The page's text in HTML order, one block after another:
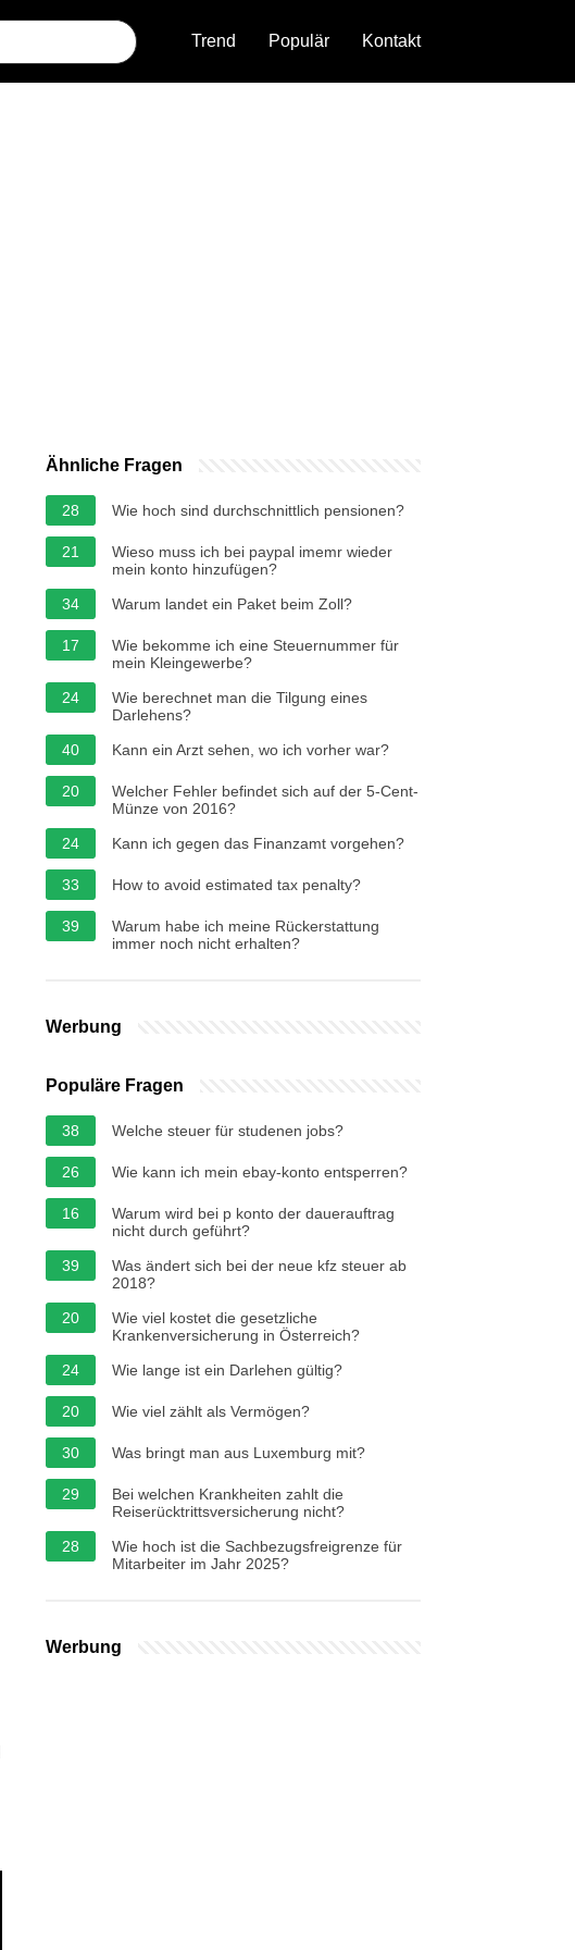
Trend Populär Kontakt
Ähnliche Fragen
28 Wie hoch sind durchschnittlich pensionen?
21
Wieso muss ich bei paypal imemr wieder
mein konto hinzufügen?
34
Warum landet ein Paket beim Zoll?
17
Wie bekomme ich eine Steuernummer für
mein Kleingewerbe?
24
Wie berechnet man die Tilgung eines
Darlehens?
40
Kann ein Arzt sehen, wo ich vorher war?
20
Welcher Fehler befindet sich auf der 5-Cent-
Münze von 2016?
24
Kann ich gegen das Finanzamt vorgehen?
33 How to avoid estimated tax penalty?
39
Warum habe ich meine Rückerstattung
immer noch nicht erhalten?
Werbung
Populäre Fragen
38 Welche steuer für studenen jobs?
26 Wie kann ich mein ebay-konto entsperren?
16
Warum wird bei p konto der dauerauftrag
nicht durch geführt?
39
Was ändert sich bei der neue kfz steuer ab
2018?
20
Wie viel kostet die gesetzliche
Krankenversicherung in Österreich?
24
Wie lange ist ein Darlehen gültig?
20 Wie viel zählt als Vermögen?
30 Was bringt man aus Luxemburg mit?
29
Bei welchen Krankheiten zahlt die
Reiserücktrittsversicherung nicht?
28
Wie hoch ist die Sachbezugsfreigrenze für
Mitarbeiter im Jahr 2025?
Werbung